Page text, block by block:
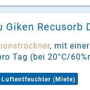
Recusorb
, mit einer
Tag (bei 20°C/
Luftentfeuchter (Miete)